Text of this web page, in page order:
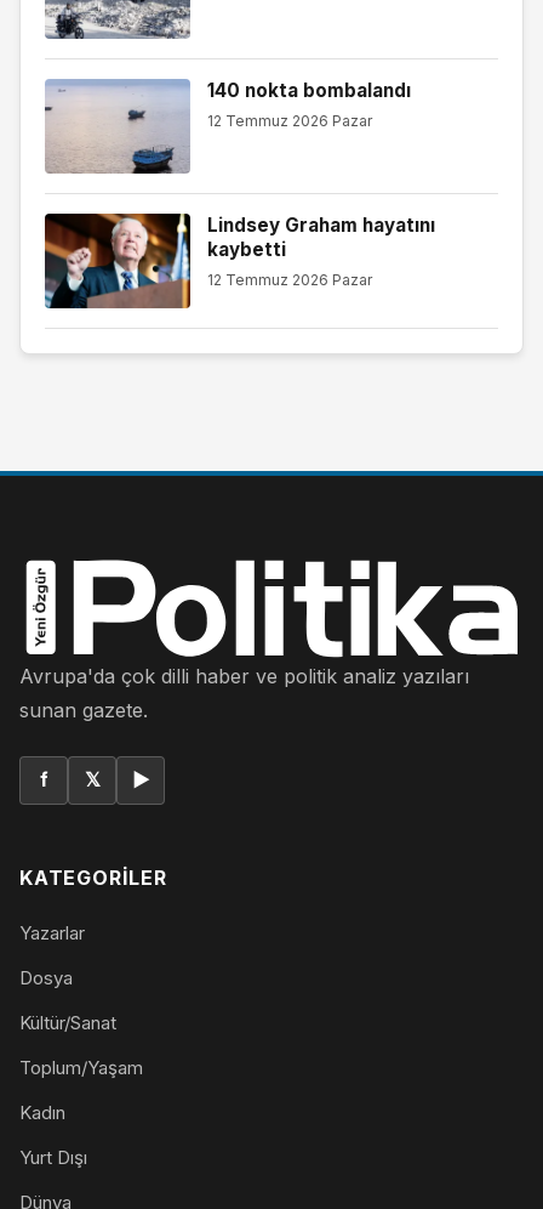
140 nokta bombalandı
12 Temmuz 2026 Pazar
Lindsey Graham hayatını
kaybetti
12 Temmuz 2026 Pazar
Avrupa'da çok dilli haber ve politik analiz yazıları
sunan gazete.
f 𝕏 ▶
KATEGORILER
Yazarlar
Dosya
Kültür/Sanat
Toplum/Yaşam
Kadın
Yurt Dışı
Dünya